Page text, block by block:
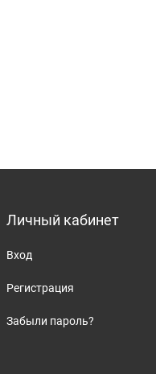
Личный кабинет
Вход
Регистрация
Забыли пароль?